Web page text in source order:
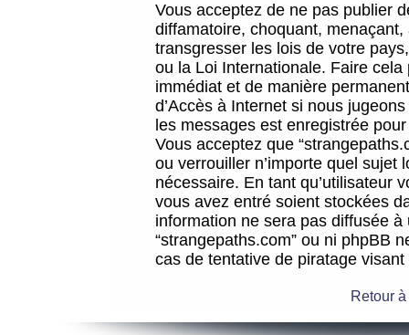
Vous acceptez de ne pas publier
diffamatoire, choquant,
transgresser les lois de votre
ou la Loi Internationale. Faire
immédiat et de manière
d’Accès à Internet si nous
les messages est enregistrée
Vous acceptez que
ou verrouiller n’importe quel sujet
nécessaire. En tant qu’utilisateur
vous avez entré soient stockées
information ne sera pas diffusée
“strangepaths.com” ou ni phpBB
cas de tentative de piratage
Retour